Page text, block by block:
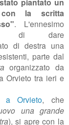
la scritta
. L'ennesimo
di dare
di destra una
parte dal
organizzato da
Orvieto tra ieri e
a Orvieto, che
una grande
), si apre con la